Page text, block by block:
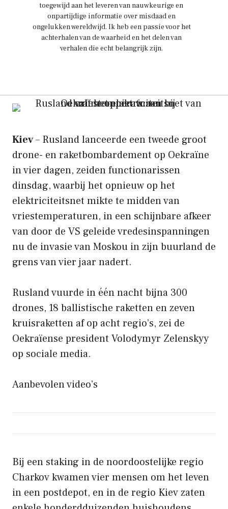
toegewijd aan het leveren van nauwkeurige en
onpartijdige informatie over misdaad en
ongelukken wereldwijd. Ik heb een passie voor het
achterhalen van de waarheid en het delen van
verhalen die echt belangrijk zijn.
Kiev– Rusland lanceerde een tweede groot
drone- en raketbombardement op Oekraïne
in vier dagen, zeiden functionarissen
dinsdag, waarbij het opnieuw op het
elektriciteitsnet mikte te midden van
vriestemperaturen, in een schijnbare afkeer
van door de VS geleide vredesinspanningen
nu de invasie van Moskou in zijn buurland de
grens van vier jaar nadert.
Rusland vuurde in één nacht bijna 300
drones, 18 ballistische raketten en zeven
kruisraketten af ​​op acht regio’s, zei de
Oekraïense president Volodymyr Zelenskyy
op sociale media.
Aanbevolen video’s
Bij een staking in de noordoostelijke regio
Charkov kwamen vier mensen om het leven
in een postdepot, en in de regio Kiev zaten